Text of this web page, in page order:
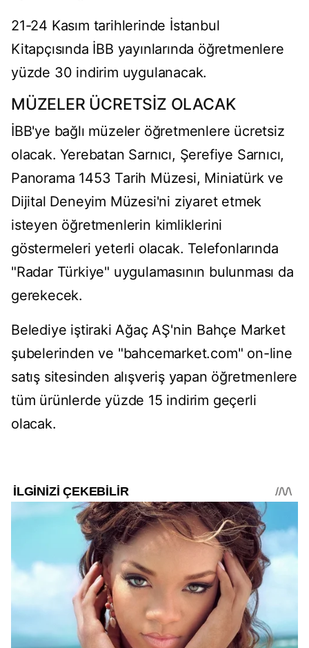
21-24 Kasım tarihlerinde İstanbul
Kitapçısında İBB yayınlarında öğretmenlere
yüzde 30 indirim uygulanacak.
MÜZELER ÜCRETSİZ OLACAK
İBB'ye bağlı müzeler öğretmenlere ücretsiz
olacak. Yerebatan Sarnıcı, Şerefiye Sarnıcı,
Panorama 1453 Tarih Müzesi, Miniatürk ve
Dijital Deneyim Müzesi'ni ziyaret etmek
isteyen öğretmenlerin kimliklerini
göstermeleri yeterli olacak. Telefonlarında
"Radar Türkiye" uygulamasının bulunması da
gerekecek.
Belediye iştiraki Ağaç AŞ'nin Bahçe Market
şubelerinden ve "bahcemarket.com" on-line
satış sitesinden alışveriş yapan öğretmenlere
tüm ürünlerde yüzde 15 indirim geçerli
olacak.​​​​​​​